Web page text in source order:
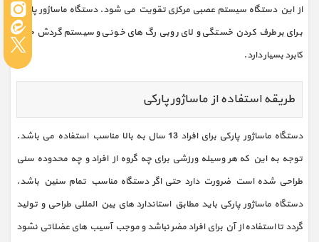
از این دستگاه سیستم عصبی مرکزی تقویت می شود. دستگاه ماساژور پارکی
برای برطرف کردن خستگی و لای روبی رگ های خونی و سیستم گردش خون
کابرد بسیار دارد.
طریقه استفاده از ماساژور پارکی
دستگاه ماساژور پارکی برای افراد 13 سال به بالا مناسب استفاده می باشد.
توجه به این که هر وسیله ورزشی برای چه گروه از افراد و چه محدوده سنی
طراحی شده است ضرورت دارد حتی اگر دستگاه مناسب تمام سنین باشد.
دستگاه ماساژور پارکی باید مطابق استاندارد های بین المللی طراحی و تولید
گردد تا استفاده از آن برای افراد مضر نباشد و موجب آسیب های عضلاتی نشود